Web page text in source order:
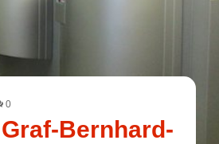
0
Bernhard-